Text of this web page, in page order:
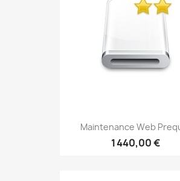
Maintenance Web
1 440,00 €